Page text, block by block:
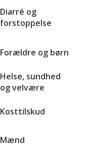
Diarré og
forstoppelse
Forældre og børn
Helse, sundhed
og velvære
Kosttilskud
Mænd